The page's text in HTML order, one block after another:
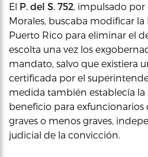
El P. del S. 752, impulsado por
Morales, buscaba modificar la
Puerto Rico para eliminar el
escolta una vez los
mandato, salvo que existiera
certificada por el
medida también establecía
beneficio para exfuncionarios
graves o menos graves,
judicial de la convicción.